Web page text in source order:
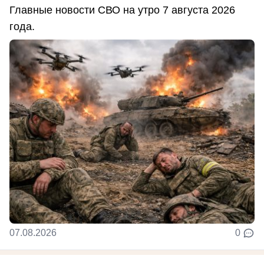
Главные новости СВО на утро 7 августа 2026
года.
07.08.2026 0